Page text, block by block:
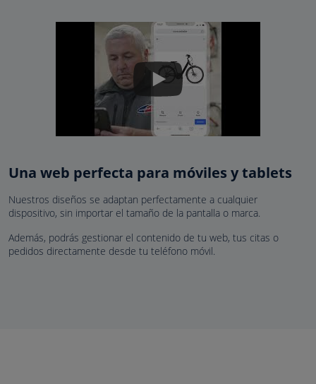
Una web perfecta para móviles y tablets
Nuestros diseños se adaptan perfectamente a cualquier
dispositivo, sin importar el tamaño de la pantalla o marca.
Además, podrás gestionar el contenido de tu web, tus citas o
pedidos directamente desde tu teléfono móvil.